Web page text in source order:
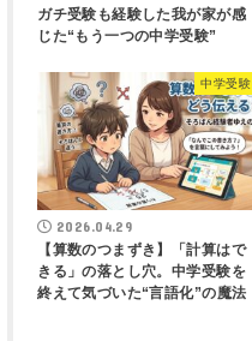
ガチ受験も経験した我が家が感
じた“もう一つの中学受験”
中学受験
2026.04.29
【算数のつまずき】「計算はで
きる」の落とし穴。中学受験を
終えて気づいた“言語化”の魔法